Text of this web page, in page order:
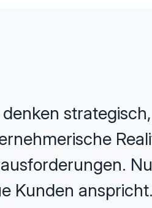
Kunden anspricht.